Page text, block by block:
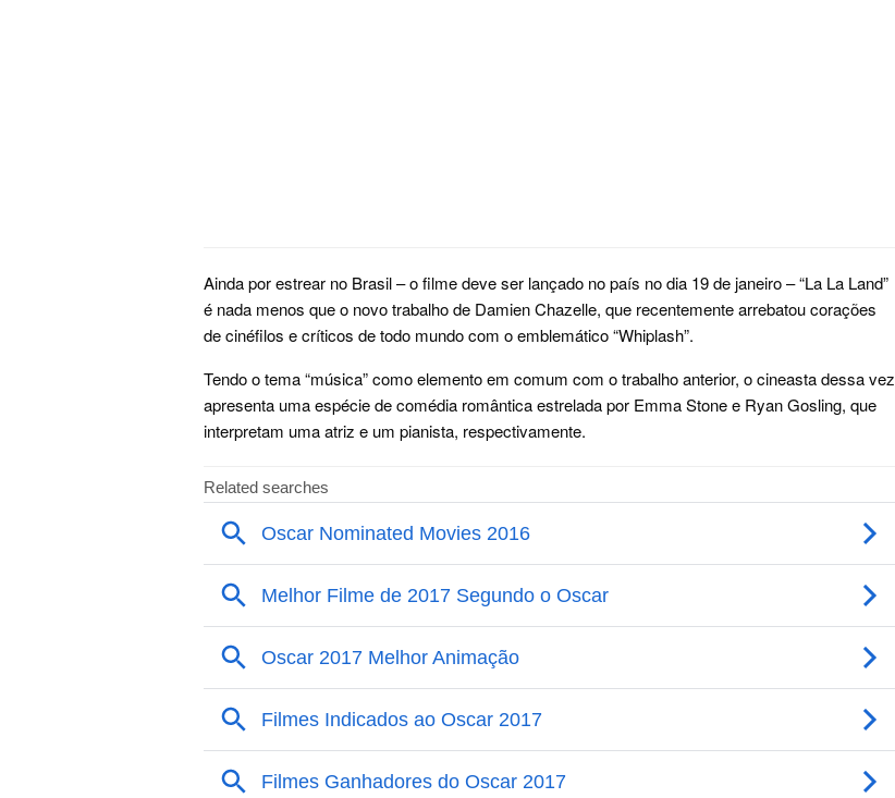
Ainda por estrear no Brasil – o filme deve ser lançado no país no dia 19 de janeiro – “La La Land”
é nada menos que o novo trabalho de Damien Chazelle, que recentemente arrebatou corações
de cinéfilos e críticos de todo mundo com o emblemático “Whiplash”.
Tendo o tema “música” como elemento em comum com o trabalho anterior, o cineasta dessa vez
apresenta uma espécie de comédia romântica estrelada por Emma Stone e Ryan Gosling, que
interpretam uma atriz e um pianista, respectivamente.